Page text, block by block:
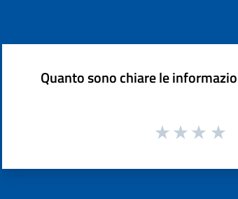
Quanto sono chiare le